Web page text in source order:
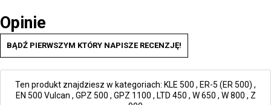
Opinie
BĄDŹ PIERWSZYM KTÓRY NAPISZE RECENZJĘ!
Ten produkt znajdziesz w kategoriach: KLE 500 , ER-5 (ER 500) ,
EN 500 Vulcan , GPZ 500 , GPZ 1100 , LTD 450 , W 650 , W 800 , Z